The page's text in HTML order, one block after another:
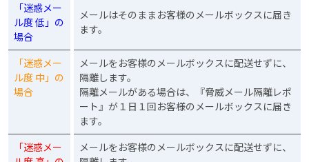
「迷惑メー
ル度 低」の
場合
メールはそのままお客様のメールボックスに届き
ます。
「迷惑メー
ル度 中」の
場合
メールをお客様のメールボックスに配送せずに、
隔離します。
隔離メールがある場合は、『脅威メール隔離レポ
ート』が１日１回お客様のメールボックスに届き
ます。
「迷惑メー
メールをお客様のメールボックスに配送せずに、